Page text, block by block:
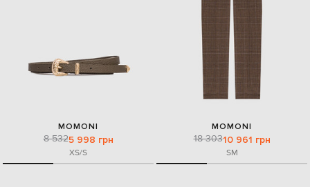
MOMONI
8 5325 998 грн
XS/S
MOMONI
18 30310 961 грн
SM